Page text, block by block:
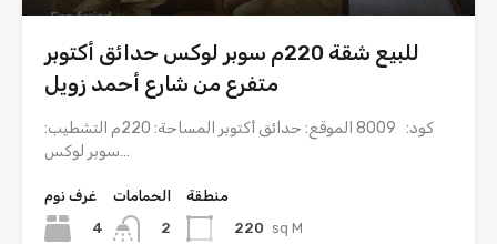
للبيع شقة 220م سوبر لوكس حدائق أكتوبر
متفرع من شارع أحمد زويل
كود: 8009 الموقع: حدائق أكتوبر المساحة: 220م التشطيب:
سوبر لوكس…
غرف نوم
4
الحمامات
2
منطقة
220 sq M